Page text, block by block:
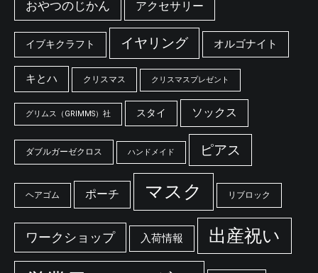
おやつのじかん アクセサリー
イブキクラフト イヤリング オルゴナイト
キとハ クリスマス クリスマスプレゼント
グリムス（GRIMMS）社 スタイ ソックス
ダブルガーゼクロス ハンドメイド ピアス
ヘアゴム ポーチ マスク リブロック
ワークショップ 入荷情報 出産祝い